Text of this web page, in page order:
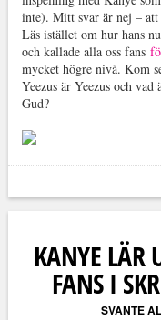
inte). Mitt svar är nej – att
Läs istället om hur hans
och kallade alla oss fans
mycket högre nivå. Kom
Yeezus är Yeezus och
Gud?
KANYE LÄR
FANS I
SVANTE